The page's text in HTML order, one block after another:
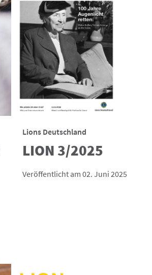
Lions Deutschland
LION 3/2025
Veröffentlicht am 02. Juni 2025